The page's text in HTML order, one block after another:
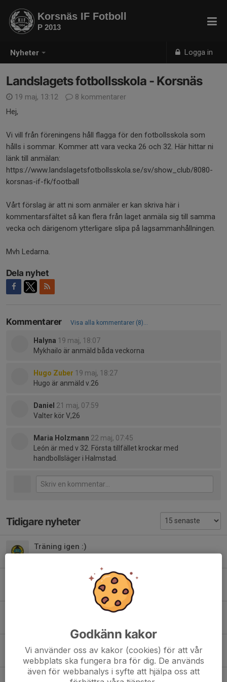
Nyheter Logga in
Korsnäs IF Fotboll
P 2013
Landslagets fotbollsskola - Korsnäs
19 maj, 13:12
8 kommentarer
Hej,
Vi vill från föreningens håll flagga för den fotbollsskola som
hålls i sommar. Kommer att vara vecka 26 och 32. Här hittar ni
länk till anmälan:
https://www.landslagetsfotbollsskola.se/sv/show_club/8080-
korsnas-if-fk/football
Vårt förslag är att ni som anmäler er kan skriva här i
kommentarsfältet så kan flera från laget anmäla sig till samma
vecka och därigenom ytterligare slipa på lagsammanhållningen.
Mvh Ledarna.
Dela nyhet
Kommentarer Visa alla kommentarer (8)...
Halyna 19 maj, 18:07
Mykhailo är anmäld båda veckorna
Hugo Zuber 19 maj, 18:27
Hugo är anmäld v.26
Daniel 21 maj, 07:59
Valter kör V,26
Maria Holzmann 22 maj, 07:45
León är med v 32. Första tillfället krockar med
handbollsläger i Halmstad.
Tidigare nyheter
Träning igen :)
Samling fredag
1
Cup i Timrå
29 jun, 17:18
Inför sommaruppehåll
Godkänn kakor
Vi använder oss av kakor (cookies) för att vår
webbplats ska fungera bra för dig. De används
även för webbanalys i syfte att hjälpa oss att